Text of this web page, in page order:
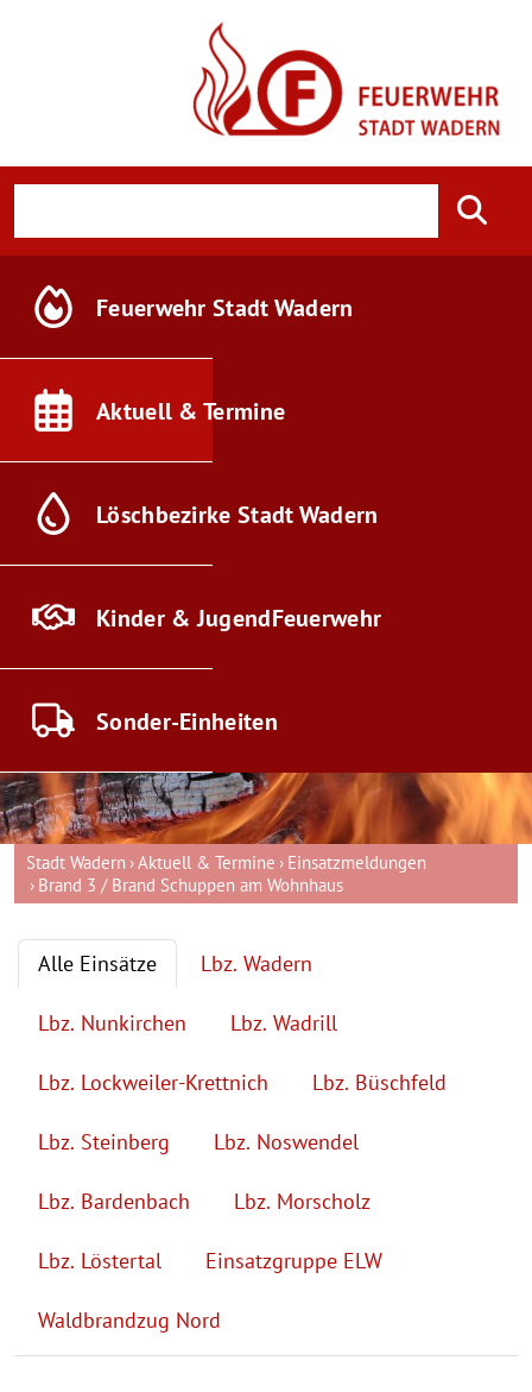
Feuerwehr Stadt Wadern
Aktuell & Termine
Löschbezirke Stadt Wadern
Kinder & JugendFeuerwehr
Sonder-Einheiten
Stadt Wadern Aktuell & Termine
Einsatzmeldungen
Brand 3 / Brand Schuppen am Wohnhaus
Alle Einsätze Lbz. Wadern
Lbz. Nunkirchen Lbz. Wadrill
Lbz. Lockweiler-Krettnich Lbz. Büschfeld
Lbz. Steinberg Lbz. Noswendel
Lbz. Bardenbach Lbz. Morscholz
Lbz. Löstertal Einsatzgruppe ELW
Waldbrandzug Nord